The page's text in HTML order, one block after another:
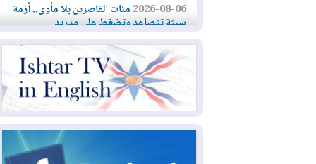
2026-08-06مئات القاصرين بلا مأوى.. أزمة
سبتة تتصاعد وتضغط على مدريد
2026-08-05
لمدة عام.. بدء توريد 100
مليون قدم مكعب يومياً من غاز كورمور في
إقليم كوردستان إلى وزارة الكهرباء العراقية
ملامح أخطر التحديات التي تواجه العراق